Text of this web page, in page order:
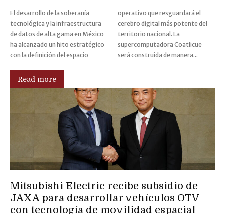
El desarrollo de la soberanía
tecnológica y la infraestructura
de datos de alta gama en México
ha alcanzado un hito estratégico
con la definición del espacio
operativo que resguardará el
cerebro digital más potente del
territorio nacional. La
supercomputadora Coatlicue
será construida de manera...
Read more
Mitsubishi Electric recibe subsidio de
JAXA para desarrollar vehículos OTV
con tecnología de movilidad espacial